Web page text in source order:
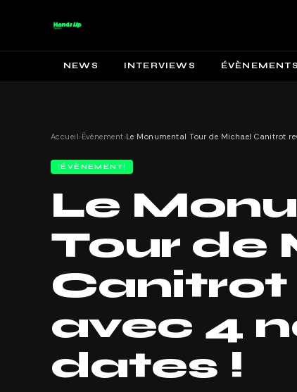
NEWS INTERVIEWS ÉVÈNEMENTS
Accueil› Évènement›
ÉVÈNEMENT
Le
Tour de
Canitrot
avec 4
dates !